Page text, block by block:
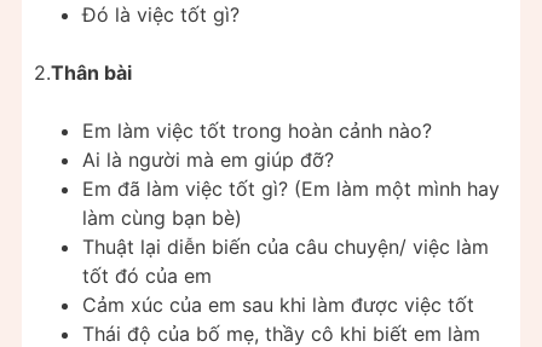
Đó là việc tốt gì?
2.Thân bài
Em làm việc tốt trong hoàn cảnh nào?
Ai là người mà em giúp đỡ?
Em đã làm việc tốt gì? (Em làm một mình hay
làm cùng bạn bè)
Thuật lại diễn biến của câu chuyện/ việc làm
tốt đó của em
Cảm xúc của em sau khi làm được việc tốt
Thái độ của bố mẹ, thầy cô khi biết em làm